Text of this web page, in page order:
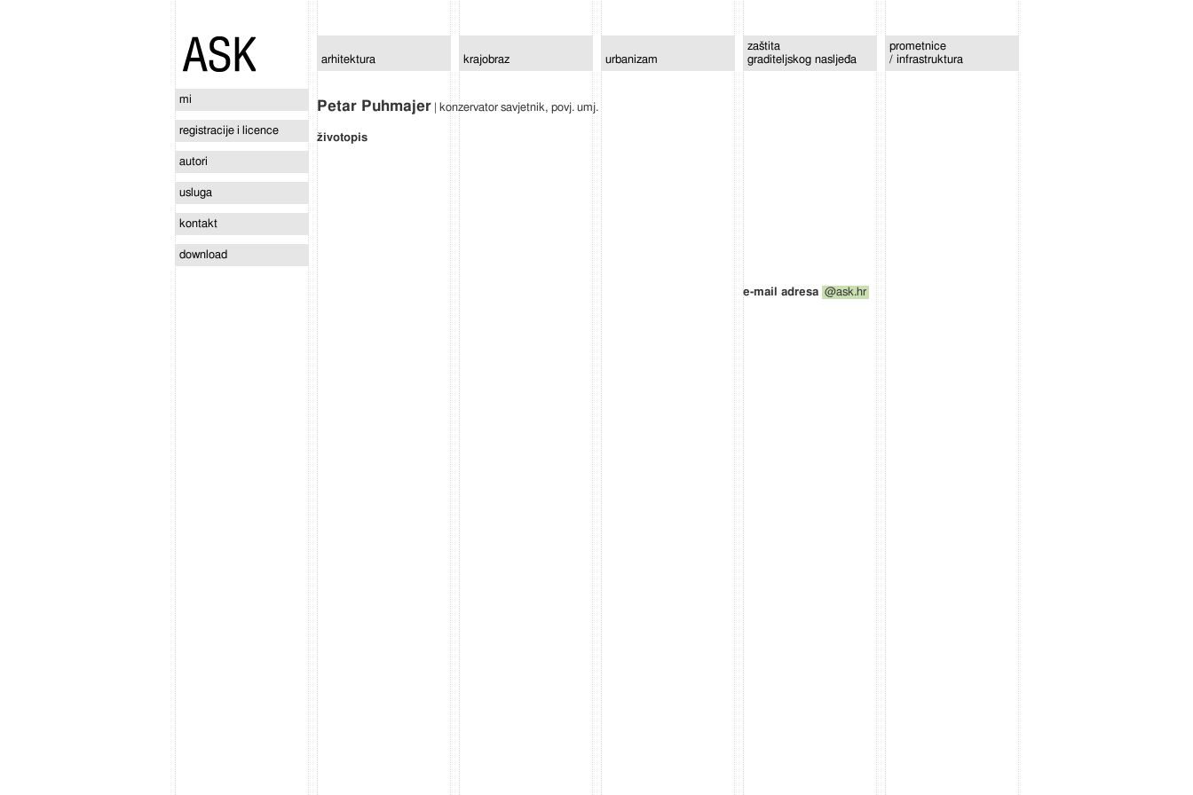
arhitektura krajobraz urbanizam
zaštita
graditeljskog nasljeđa
prometnice
/ infrastruktura
mi
registracije i licence
autori
usluga
kontakt
download
Petar Puhmajer | konzervator savjetnik, povj. umj.
životopis
@ask.hr